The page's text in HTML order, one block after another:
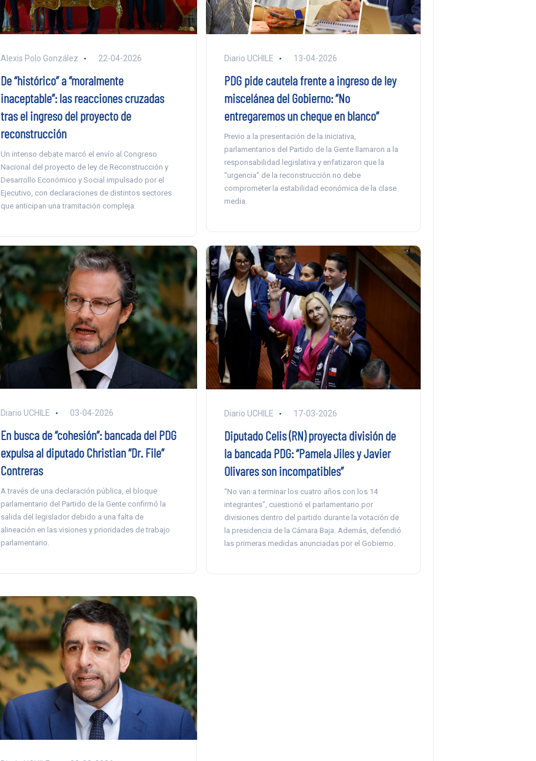
Alexis Polo González 22-04-2026
De “histórico” a “moralmente
inaceptable”: las reacciones cruzadas
tras el ingreso del proyecto de
reconstrucción
Un intenso debate marcó el envío al Congreso
Nacional del proyecto de ley de Reconstrucción y
Desarrollo Económico y Social impulsado por el
Ejecutivo, con declaraciones de distintos sectores
que anticipan una tramitación compleja.
Diario UCHILE 13-04-2026
PDG pide cautela frente a ingreso de ley
miscelánea del Gobierno: “No
entregaremos un cheque en blanco”
Previo a la presentación de la iniciativa,
parlamentarios del Partido de la Gente llamaron a la
responsabilidad legislativa y enfatizaron que la
“urgencia” de la reconstrucción no debe
comprometer la estabilidad económica de la clase
media.
Diario UCHILE 03-04-2026
En busca de “cohesión”: bancada del PDG
expulsa al diputado Christian “Dr. File”
Contreras
A través de una declaración pública, el bloque
parlamentario del Partido de la Gente confirmó la
salida del legislador debido a una falta de
alineación en las visiones y prioridades de trabajo
parlamentario.
Diario UCHILE 17-03-2026
Diputado Celis (RN) proyecta división de
la bancada PDG: “Pamela Jiles y Javier
Olivares son incompatibles”
“No van a terminar los cuatro años con los 14
integrantes”, cuestionó el parlamentario por
divisiones dentro del partido durante la votación de
la presidencia de la Cámara Baja. Además, defendió
las primeras medidas anunciadas por el Gobierno.